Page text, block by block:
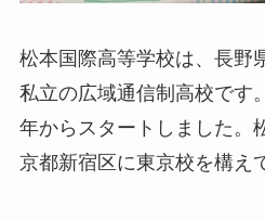
松本国際高等学校は、長野
私立の広域通信制高校です
年からスタートしました。
京都新宿区に東京校を構え